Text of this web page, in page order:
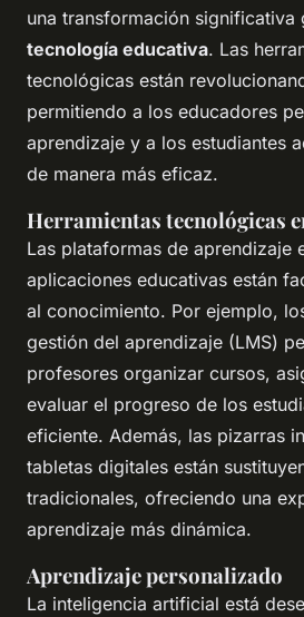
una transformación significativa
tecnología educativa. Las
tecnológicas están
permitiendo a los educadores
aprendizaje y a los estudiantes
de manera más eficaz.
Herramientas tecnológicas
Las plataformas de aprendizaje
aplicaciones educativas están
al conocimiento. Por ejemplo,
gestión del aprendizaje (LMS)
profesores organizar cursos,
evaluar el progreso de los
eficiente. Además, las pizarras
tabletas digitales están
tradicionales, ofreciendo una
aprendizaje más dinámica.
Aprendizaje personalizado
La inteligencia artificial está